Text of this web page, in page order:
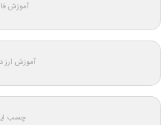
آموزش
آموزش ارز
چسب